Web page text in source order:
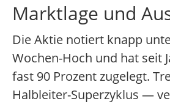
Marktlage und
Die Aktie notiert knapp
Wochen-Hoch und hat seit
fast 90 Prozent zugelegt.
Halbleiter-Superzyklus —